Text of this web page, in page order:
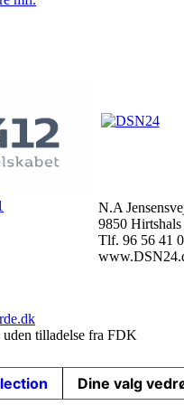
N.A
9850 Hirtshals
Tlf. 96 56 41
tilladelse fra FDK
Dine valg